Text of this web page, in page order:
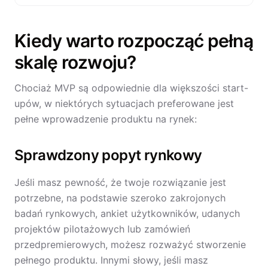
Kiedy warto rozpocząć pełną
skalę rozwoju?
Chociaż MVP są odpowiednie dla większości start-
upów, w niektórych sytuacjach preferowane jest
pełne wprowadzenie produktu na rynek:
Sprawdzony popyt rynkowy
Jeśli masz pewność, że twoje rozwiązanie jest
potrzebne, na podstawie szeroko zakrojonych
badań rynkowych, ankiet użytkowników, udanych
projektów pilotażowych lub zamówień
przedpremierowych, możesz rozważyć stworzenie
pełnego produktu. Innymi słowy, jeśli masz